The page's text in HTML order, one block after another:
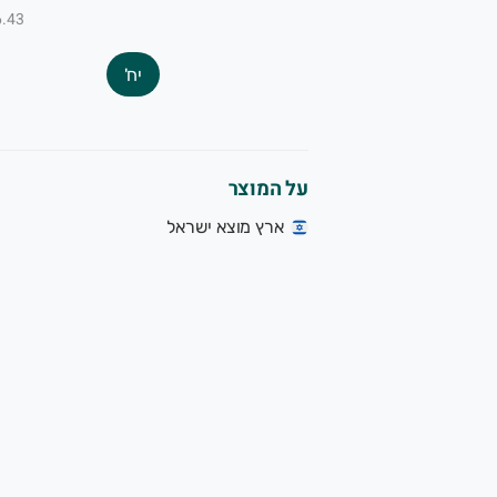
₪6.43
יח'
על המוצר
ארץ מוצא ישראל